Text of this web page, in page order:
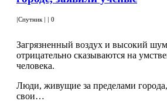
Спутник 0
Загрязненный воздух и высокий
отрицательно сказываются на
человека.
Люди, живущие за пределами
свои…